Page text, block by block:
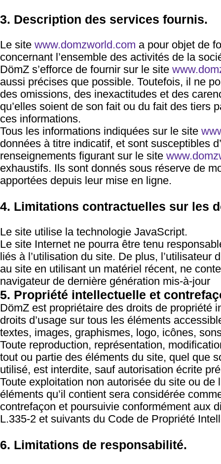
3. Description des services fournis.
Le site www.domzworld.com a pour objet de
concernant l’ensemble des activités de la
DömZ s’efforce de fournir sur le site
aussi précises que possible. Toutefois, il ne
des omissions, des inexactitudes et des
qu’elles soient de son fait ou du fait des tiers
ces informations.
Tous les informations indiquées sur le site
données à titre indicatif, et sont susceptibles
renseignements figurant sur le site
exhaustifs. Ils sont donnés sous réserve de
apportées depuis leur mise en ligne.
4. Limitations contractuelles sur les
Le site utilise la technologie JavaScript.
Le site Internet ne pourra être tenu
liés à l’utilisation du site. De plus, l’utilisateur
au site en utilisant un matériel récent, ne
navigateur de dernière génération mis-à-jour
5. Propriété intellectuelle et
DömZ est propriétaire des droits de propriété
droits d’usage sur tous les éléments
textes, images, graphismes, logo, icônes,
Toute reproduction, représentation,
tout ou partie des éléments du site, quel que
utilisé, est interdite, sauf autorisation écrite
Toute exploitation non autorisée du site ou de
éléments qu’il contient sera considérée
contrefaçon et poursuivie conformément aux
L.335-2 et suivants du Code de Propriété
6. Limitations de responsabilité.